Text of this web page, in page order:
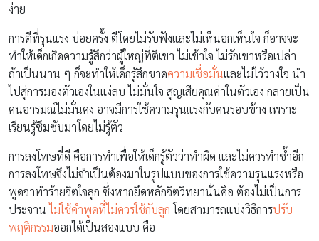
ง่าย
การตีที่รุนแรง บ่อยครั้ง ตีโดยไม่รับฟังและไม่เห็นอกเห็นใจ ก็อาจจะ
ทำให้เด็กเกิดความรู้สึกว่าผู้ใหญ่ที่ตีเขา ไม่เข้าใจ ไม่รักเขาหรือเปล่า
ถ้าเป็นนาน ๆ ก็จะทำให้เด็กรู้สึกขาดความเชื่อมั่นและไม่ไว้วางใจ นำ
ไปสู่การมองตัวเองในแง่ลบ ไม่มั่นใจ สูญเสียคุณค่าในตัวเอง กลายเป็น
คนอารมณ์ไม่มั่นคง อาจมีการใช้ความรุนแรงกับคนรอบข้าง เพราะ
เรียนรู้ซึมซับมาโดยไม่รู้ตัว
การลงโทษที่ดี คือการทำเพื่อให้เด็กรู้ตัวว่าทำผิด และไม่ควรทำซ้ำอีก
การลงโทษจึงไม่จำเป็นต้องมาในรูปแบบของการใช้ความรุนแรงหรือ
พูดจาทำร้ายจิตใจลูก ซึ่งหากยึดหลักจิตวิทยานั่นคือ ต้องไม่เป็นการ
ประจานไม่ใช้คำพูดที่ไม่ควรใช้กับลูก โดยสามารถแบ่งวิธีการปรับ
พฤติกรรมออกได้เป็นสองแบบ คือ